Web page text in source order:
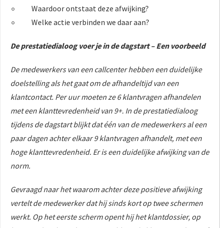
Waardoor ontstaat deze afwijking?
Welke actie verbinden we daar aan?
De prestatiedialoog voer je in de dagstart – Een voorbeeld
De medewerkers van een callcenter hebben een duidelijke
doelstelling als het gaat om de afhandeltijd van een
klantcontact. Per uur moeten ze 6 klantvragen afhandelen
met een klanttevredenheid van 9+. In de prestatiedialoog
tijdens de dagstart blijkt dat één van de medewerkers al een
paar dagen achter elkaar 9 klantvragen afhandelt, met een
hoge klanttevredenheid. Er is een duidelijke afwijking van de
norm.
Gevraagd naar het waarom achter deze positieve afwijking
vertelt de medewerker dat hij sinds kort op twee schermen
werkt. Op het eerste scherm opent hij het klantdossier, op